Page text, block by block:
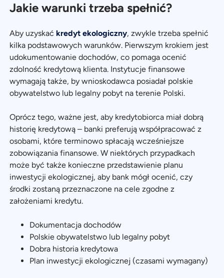
Jakie warunki trzeba spełnić?
Aby uzyskać kredyt ekologiczny, zwykle trzeba spełnić
kilka podstawowych warunków. Pierwszym krokiem jest
udokumentowanie dochodów, co pomaga ocenić
zdolność kredytową klienta. Instytucje finansowe
wymagają także, by wnioskodawca posiadał polskie
obywatelstwo lub legalny pobyt na terenie Polski.
Oprócz tego, ważne jest, aby kredytobiorca miał dobrą
historię kredytową – banki preferują współpracować z
osobami, które terminowo spłacają wcześniejsze
zobowiązania finansowe. W niektórych przypadkach
może być także konieczne przedstawienie planu
inwestycji ekologicznej, aby bank mógł ocenić, czy
środki zostaną przeznaczone na cele zgodne z
założeniami kredytu.
Dokumentacja dochodów
Polskie obywatelstwo lub legalny pobyt
Dobra historia kredytowa
Plan inwestycji ekologicznej (czasami wymagany)